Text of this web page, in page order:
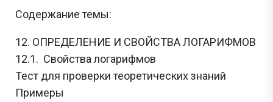
Содержание темы:
12. ОПРЕДЕЛЕНИЕ И СВОЙСТВА ЛОГАРИФМОВ
12.1. Свойства логарифмов
Тест для проверки теоретических знаний
Примеры